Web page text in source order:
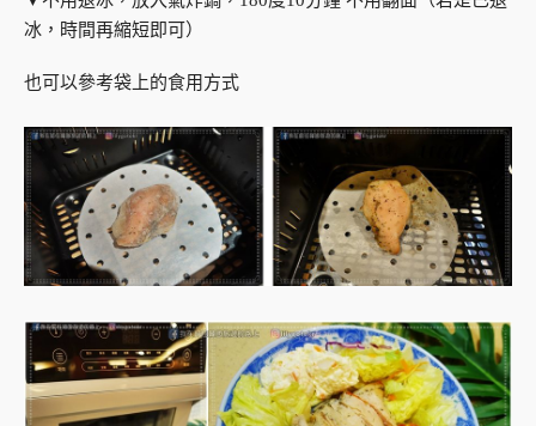
冰，時間再縮短即可）
也可以參考袋上的食用方式